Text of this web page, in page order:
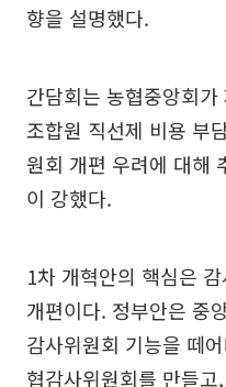
향을 설명했다.
간담회는 농협중앙회
조합원 직선제 비용 부
원회 개편 우려에 대해
이 강했다.
1차 개혁안의 핵심은
개편이다. 정부안은 중
감사위원회 기능을 떼
협감사위원회를 만들고